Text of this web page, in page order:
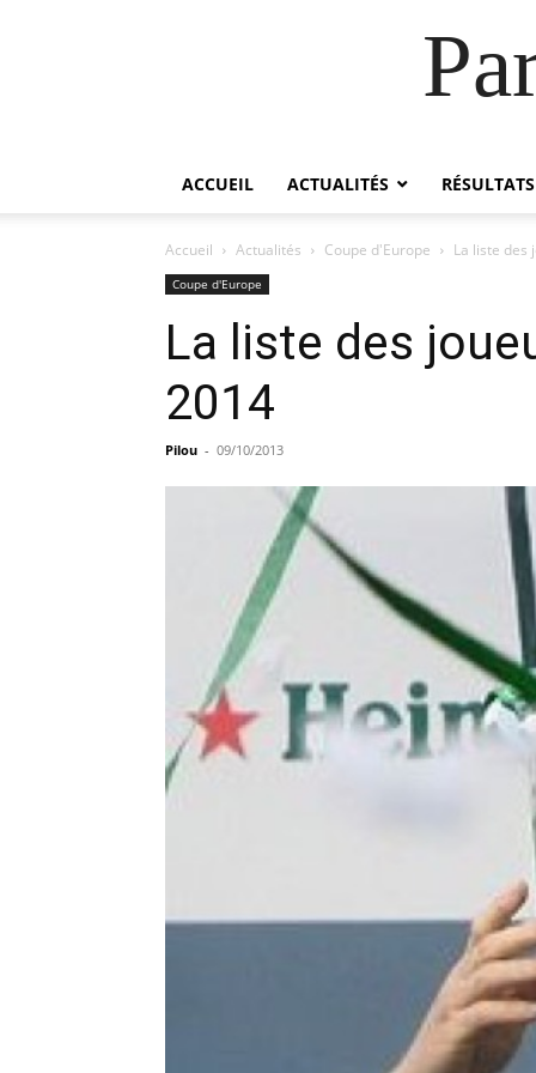
ACCUEIL ACTUALITÉS RÉSULTATS
Accueil Actualités Coupe d'Europe La liste des
Coupe d'Europe
La liste des
2014
Pilou - 09/10/2013